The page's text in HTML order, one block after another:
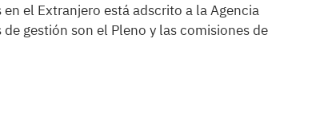
el Extranjero está adscrito a la Agencia
gestión son el Pleno y las comisiones de